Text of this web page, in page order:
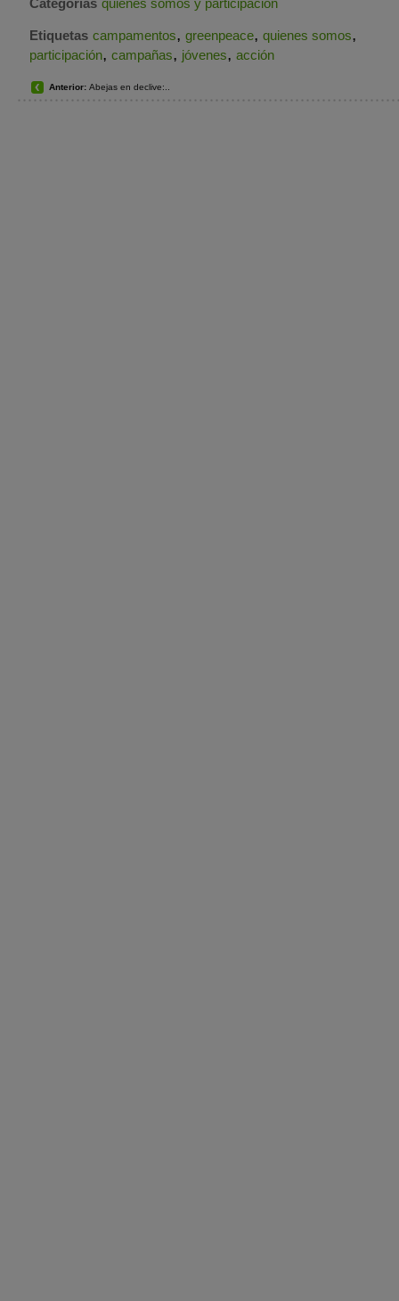
Etiquetas campamentos, greenpeace, quienes somos,
participación, campañas, jóvenes, acción
Anterior: Abejas en declive:..